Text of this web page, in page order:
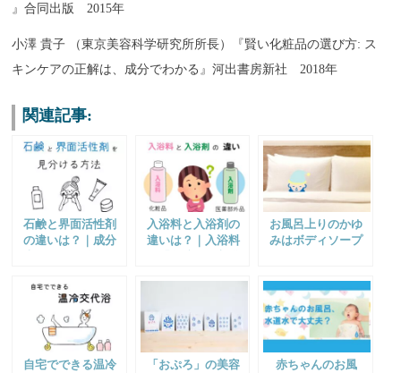
』合同出版 2015年
小澤 貴子 （東京美容科学研究所所長）『賢い化粧品の選び方: ス
キンケアの正解は、成分でわかる』河出書房新社 2018年
関連記事:
石鹸と界面活性剤
の違いは？｜成分
入浴料と入浴剤の
違いは？｜入浴料
お風呂上りのかゆ
みはボディソープ
がおすすめ
自宅でできる温冷
「おぷろ」の美容
赤ちゃんのお風